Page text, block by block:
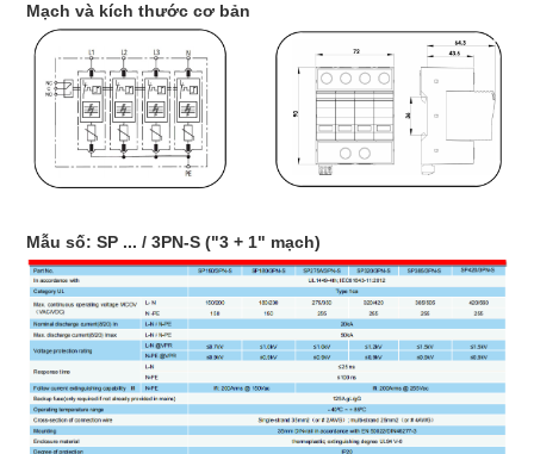
Mạch và kích thước cơ bản
Mẫu số: SP ... / 3PN-S ("3 + 1" mạch)